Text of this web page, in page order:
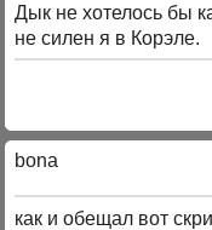
Дык не хотелось бы
не силен я в Корэле.
bona
как и обещал вот